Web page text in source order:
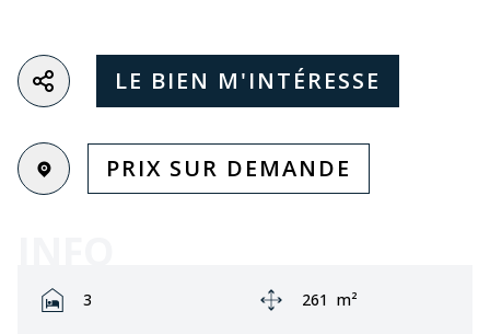
LE BIEN M'INTÉRESSE
PRIX SUR DEMANDE
Rooms:
3 Zone:
261 m²